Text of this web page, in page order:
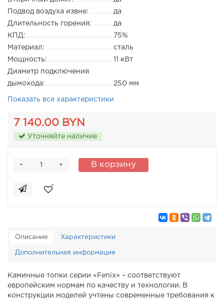
Подвод воздуха извне:
да
Длительность горения:
да
КПД:
75%
Материал:
сталь
Мощность:
11 кВт
Диаметр подключения
дымохода:
250 мм
Показать все характеристики
7 140.00 BYN
Уточняйте наличие
+
- В корзину
Описание Характеристики
Дополнительная информация
Каминные топки серии «Fenix» – соответствуют
европейским нормам по качеству и технологии. В
конструкции моделей учтены современные требования к